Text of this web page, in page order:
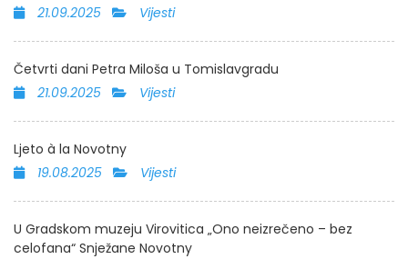
21.09.2025
Vijesti
Četvrti dani Petra Miloša u Tomislavgradu
21.09.2025
Vijesti
Ljeto à la Novotny
19.08.2025
Vijesti
U Gradskom muzeju Virovitica „Ono neizrečeno – bez
celofana“ Snježane Novotny